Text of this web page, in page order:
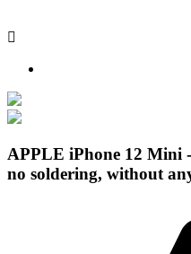

APPLE iPhone 12 Mini
no soldering, without